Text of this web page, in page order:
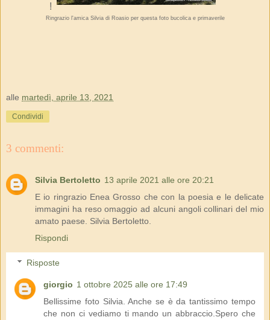
!
Ringrazio l'amica Silvia di Roasio per questa foto bucolica e primaverile
alle martedì, aprile 13, 2021
Condividi
3 commenti:
Silvia Bertoletto 13 aprile 2021 alle ore 20:21
E io ringrazio Enea Grosso che con la poesia e le delicate
immagini ha reso omaggio ad alcuni angoli collinari del mio
amato paese. Silvia Bertoletto.
Rispondi
Risposte
giorgio 1 ottobre 2025 alle ore 17:49
Bellissime foto Silvia. Anche se è da tantissimo tempo
che non ci vediamo ti mando un abbraccio.Spero che